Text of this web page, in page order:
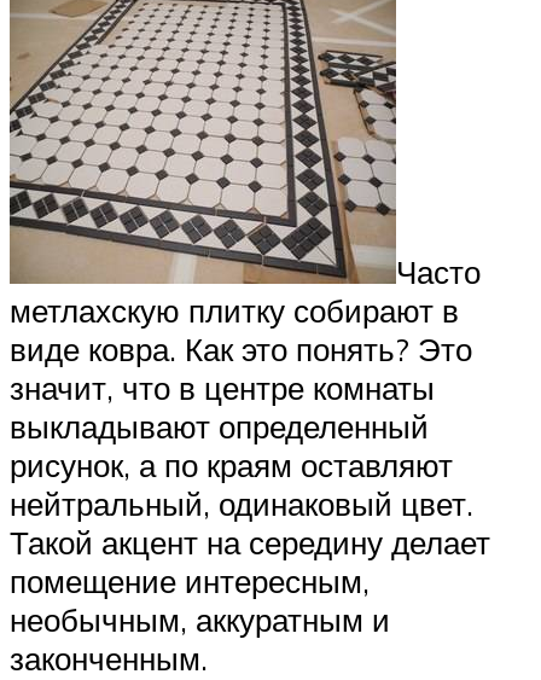
Часто
метлахскую плитку собирают в
виде ковра. Как это понять? Это
значит, что в центре комнаты
выкладывают определенный
рисунок, а по краям оставляют
нейтральный, одинаковый цвет.
Такой акцент на середину делает
помещение интересным,
необычным, аккуратным и
законченным.